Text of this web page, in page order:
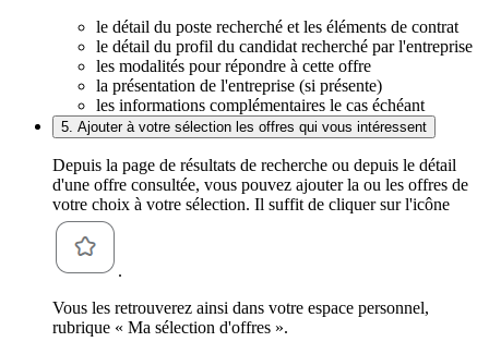
le détail du poste recherché et les éléments de contrat
le détail du profil du candidat recherché par l'entreprise
les modalités pour répondre à cette offre
la présentation de l'entreprise (si présente)
les informations complémentaires le cas échéant
5. Ajouter à votre sélection les offres qui vous intéressent
Depuis la page de résultats de recherche ou depuis le détail
d'une offre consultée, vous pouvez ajouter la ou les offres de
votre choix à votre sélection. Il suffit de cliquer sur l'icône
.
Vous les retrouverez ainsi dans votre espace personnel,
rubrique « Ma sélection d'offres ».